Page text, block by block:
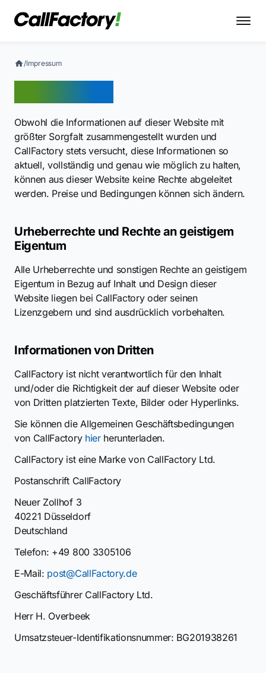
/Impressum
Obwohl die Informationen auf dieser Website mit
größter Sorgfalt zusammengestellt wurden und
CallFactory stets versucht, diese Informationen so
aktuell, vollständig und genau wie möglich zu halten,
können aus dieser Website keine Rechte abgeleitet
werden. Preise und Bedingungen können sich ändern.
Urheberrechte und Rechte an geistigem
Eigentum
Alle Urheberrechte und sonstigen Rechte an geistigem
Eigentum in Bezug auf Inhalt und Design dieser
Website liegen bei CallFactory oder seinen
Lizenzgebern und sind ausdrücklich vorbehalten.
Informationen von Dritten
CallFactory ist nicht verantwortlich für den Inhalt
und/oder die Richtigkeit der auf dieser Website oder
von Dritten platzierten Texte, Bilder oder Hyperlinks.
Sie können die Allgemeinen Geschäftsbedingungen
von CallFactory hierherunterladen.
CallFactory ist eine Marke von CallFactory Ltd.
Postanschrift CallFactory
Neuer Zollhof 3
40221 Düsseldorf
Deutschland
Telefon: +49 800 3305106
E-Mail: post@CallFactory.de
Geschäftsführer CallFactory Ltd.
Herr H. Overbeek
Umsatzsteuer-Identifikationsnummer: BG201938261